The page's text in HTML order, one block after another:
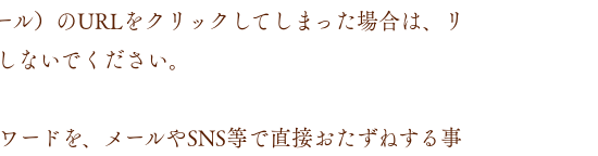
ル）のURLをクリックしてしまった場合は、リ
いでください。
ードを、メールやSNS等で直接おたずねする事